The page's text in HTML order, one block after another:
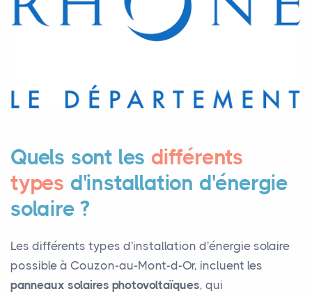
Quels sont les différents
types d'installation d'énergie
solaire ?
Les différents types d'installation d'énergie solaire
possible à Couzon-au-Mont-d-Or, incluent les
panneaux solaires photovoltaïques, qui